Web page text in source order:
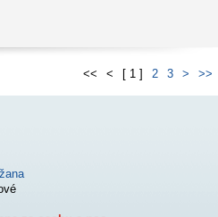
<< < [ 1 ] 2 3 > >>